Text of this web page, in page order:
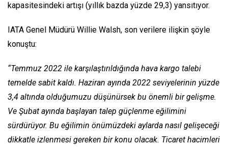
kapasitesindeki artışı (yıllık bazda yüzde 29,3) yansıtıyor.
IATA Genel Müdürü Willie Walsh, son verilere ilişkin şöyle
konuştu:
“Temmuz 2022 ile karşılaştırıldığında hava kargo talebi
temelde sabit kaldı. Haziran ayında 2022 seviyelerinin yüzde
3,4 altında olduğumuzu düşünürsek bu önemli bir gelişme.
Ve Şubat ayında başlayan talep güçlenme eğilimini
sürdürüyor. Bu eğilimin önümüzdeki aylarda nasıl gelişeceği
dikkatle izlenmesi gereken bir konu olacak. Ticaret hacimleri